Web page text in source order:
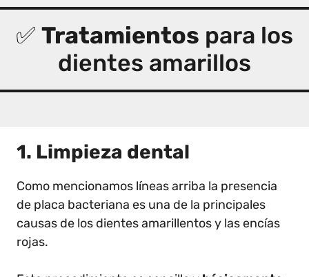
✅ Tratamientos para los
dientes amarillos
1. Limpieza dental
Como mencionamos líneas arriba la presencia
de placa bacteriana es una de la principales
causas de los dientes amarillentos y las encías
rojas.